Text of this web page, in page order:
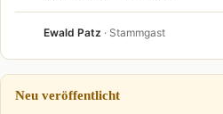
Ewald Patz · Stammgast
Neu veröffentlicht